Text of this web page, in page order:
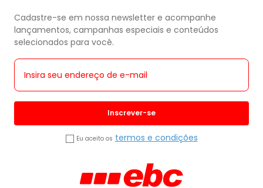
Cadastre-se em nossa newsletter e acompanhe
lançamentos, campanhas especiais e conteúdos
selecionados para você.
Inscrever-se
Eu aceito os termos e condições